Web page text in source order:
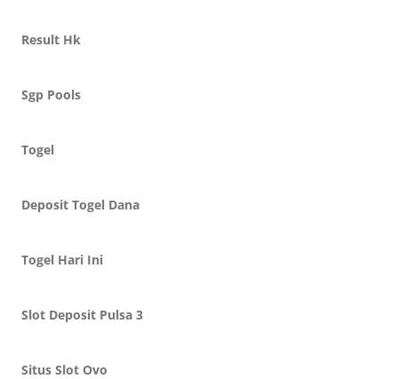
Result Hk
Sgp Pools
Togel
Deposit Togel Dana
Togel Hari Ini
Slot Deposit Pulsa 3
Situs Slot Ovo